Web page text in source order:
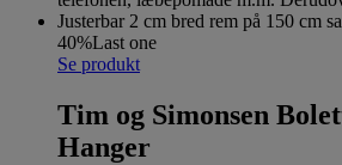
40%Last one
Se produkt
Tim og Simonsen
Hanger